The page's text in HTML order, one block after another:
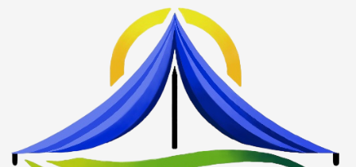
Envíos gratis desde $500.000 en Santiago
Banderas Publicitarias Curva o vela
Banderas Vela o Curva